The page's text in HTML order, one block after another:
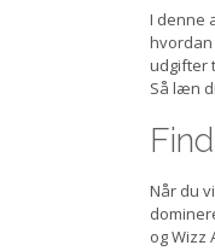
I denne
udgifter
Så læn
Når du
og Wizz